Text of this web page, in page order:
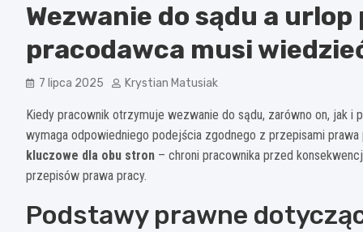
Wezwanie do sądu a
pracodawca musi
7 lipca 2025 Krystian Matusiak
Kiedy pracownik otrzymuje wezwanie do sądu, zarówno on, jak
wymaga odpowiedniego podejścia zgodnego z przepisami
kluczowe dla obu stron – chroni pracownika przed
przepisów prawa pracy.
Podstawy prawne